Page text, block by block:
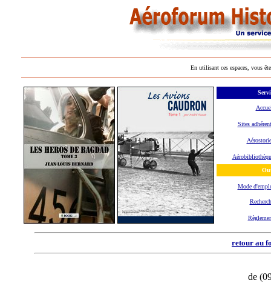
En utilisant ces espaces, vous
Sites
Mode
retour au
de